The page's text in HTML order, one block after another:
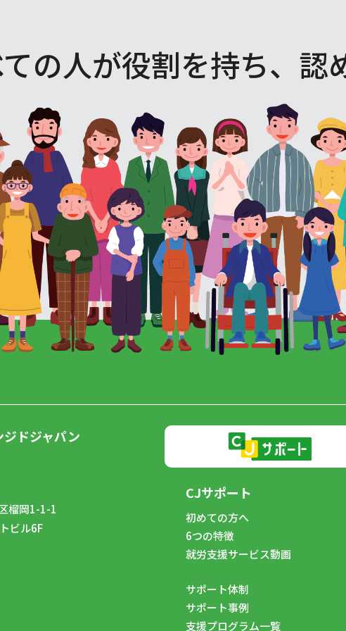
の人が役割を持ち、認
ドジャパン
榴岡1-1-1
ビル6F
CJサポート
初めての方へ
6つの特徴
就労支援サービス動画
サポート体制
サポート事例
支援プログラム一覧